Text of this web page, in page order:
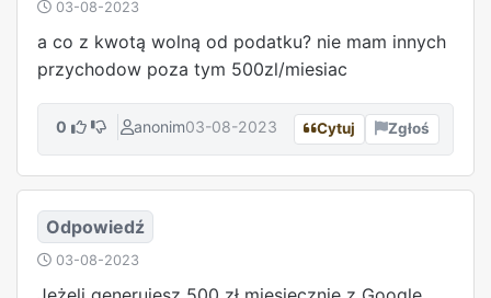
03-08-2023
a co z kwotą wolną od podatku? nie mam innych
przychodow poza tym 500zl/miesiac
0 anonim03-08-2023 Cytuj Zgłoś
Odpowiedź
03-08-2023